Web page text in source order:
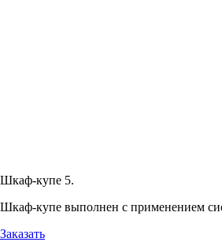
Шкаф-купе 5.
Шкаф-купе выполнен с применением
Заказать